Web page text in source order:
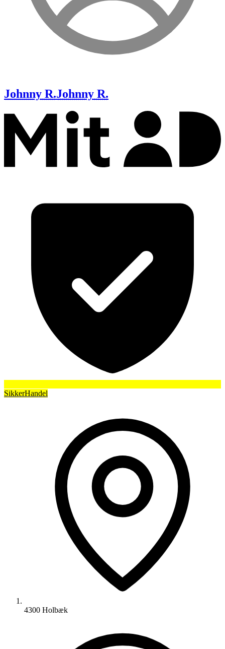
Johnny R.Johnny R.
SikkerHandel
4300 Holbæk